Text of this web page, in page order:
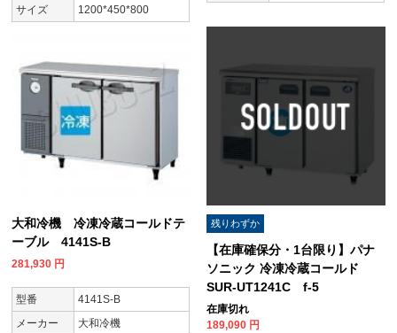
サイズ
1200*450*800
大和冷機 冷凍冷蔵コールドテ
ーブル 4141S-B
281,930 円
型番
4141S-B
メーカー
大和冷機
残りわずか
【在庫確保分・1台限り】パナ
ソニック 冷凍冷蔵コールド
SUR-UT1241C f-5
在庫切れ
189,090 円